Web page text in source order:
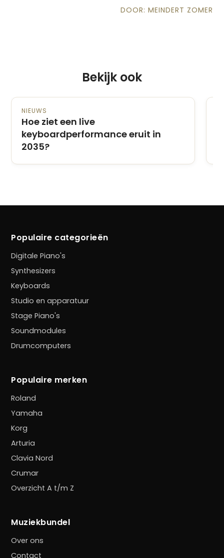
DOOR: MEINDERT ZOMER
Bekijk ook
NIEUWS
Hoe ziet een live
keyboardperformance eruit in
2035?
Populaire categorieën
Digitale Piano's
Synthesizers
Keyboards
Studio en apparatuur
Stage Piano's
Soundmodules
Drumcomputers
Populaire merken
Roland
Yamaha
Korg
Arturia
Clavia Nord
Crumar
Overzicht A t/m Z
Muziekbundel
Over ons
Contact